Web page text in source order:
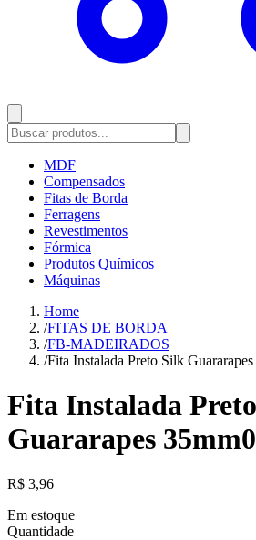
MDF
Compensados
Fitas de Borda
Ferragens
Revestimentos
Fórmica
Produtos Químicos
Máquinas
Home
/FITAS DE BORDA
/FB-MADEIRADOS
/Fita Instalada Preto Silk
Fita Instalada
Guararapes
R$ 3,96
Em estoque
Quantidade